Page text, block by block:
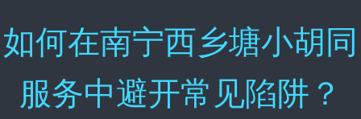
如何在南宁西乡塘小胡同
服务中避开常见陷阱？